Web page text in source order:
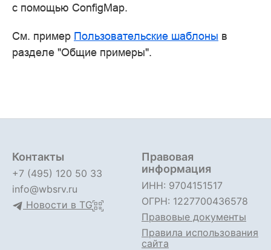
с помощью ConfigMap.
См. пример Пользовательские шаблоны в
разделе "Общие примеры".
Контакты
+7 (495) 120 50 33
info@wbsrv.ru
Новости в TG
Правовая
информация
ИНН: 9704151517
ОГРН: 1227700436578
Правовые документы
Правила использования
сайта